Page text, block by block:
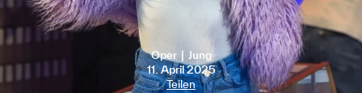
Oper
Jung
11. April 2025
Teilen